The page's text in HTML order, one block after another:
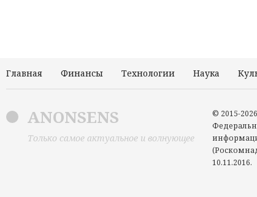
Главная Финансы Технологии Наука
ANONSENS
Только самое актуальное и волнующее
© 2015-
10.11.2016.